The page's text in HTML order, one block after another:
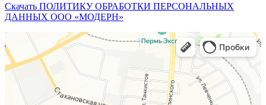
Скачать ПОЛИТИКУ ОБРАБОТКИ ПЕРСОНАЛЬНЫХ
ДАННЫХ ООО «МОДЕРН»